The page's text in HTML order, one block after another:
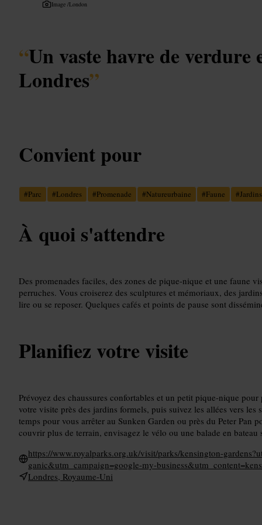
Image /London
“Un vaste havre de verdure
Londres”
Convient pour
#Parc #Londres #Promenade #Natureurbaine #Faune #Jardins
À quoi s'attendre
Des promenades faciles, des zones de pique-nique et une faune
perruches. Vous croiserez des sculptures et mémoriaux, des
lire ou se reposer. Quelques cafés et points de pause sont
Planifiez votre visite
Prévoyez des chaussures confortables et un petit pique-nique
votre visite près des jardins formels, puis suivez les allées vers les
temps pour vous arrêter au Sunken Garden ou près du Peter Pan
couvrir plus de terrain, envisagez le vélo ou une balade en bateau
https://www.royalparks.org.uk/visit/parks/kensington-
ganic&utm_campaign=google-my-
Londres, Royaume-Uni